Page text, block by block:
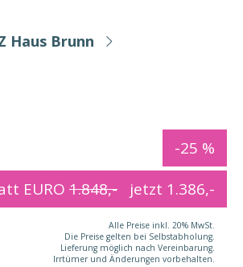
Haus Brunn
-25 %
EURO 1.848,- jetzt 1.386,-
Alle Preise inkl. 20% MwSt.
Die Preise gelten bei Selbstabholung.
Lieferung möglich nach Vereinbarung.
Irrtümer und Änderungen vorbehalten.